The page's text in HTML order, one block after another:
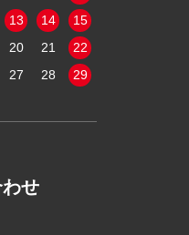
13 14
15
20 21
22
27 28
29
せ